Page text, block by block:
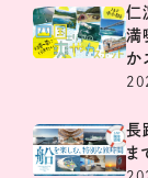
仁
満
か
長
ま